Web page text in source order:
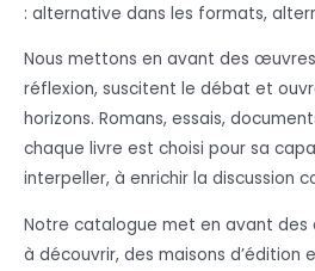
: alternative dans les formats,
Nous mettons en avant des
réflexion, suscitent le débat et
horizons. Romans, essais,
chaque livre est choisi pour sa
interpeller, à enrichir la discussion
Notre catalogue met en avant des
à découvrir, des maisons d’édition